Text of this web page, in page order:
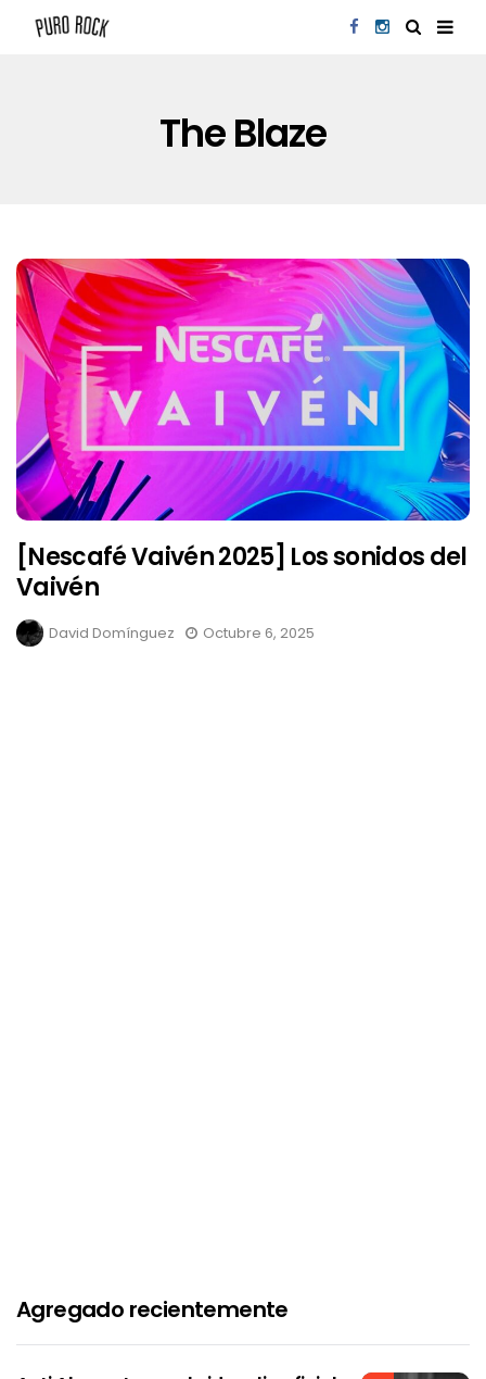
The Blaze
[Nescafé Vaivén 2025] Los sonidos del
Vaivén
David Domínguez Octubre 6, 2025
Agregado recientemente